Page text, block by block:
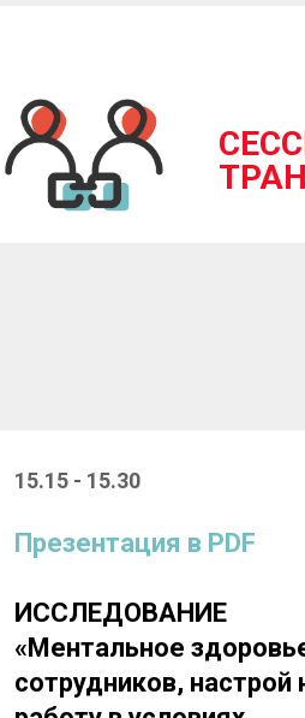
15.15 - 15.30
Презентация в PDF
ИССЛЕДОВАНИЕ
«Ментальное
сотрудников, настрой